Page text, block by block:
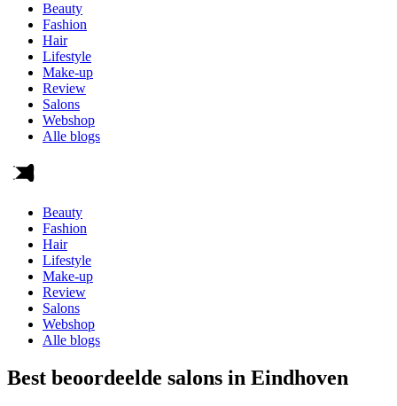
Beauty
Fashion
Hair
Lifestyle
Make-up
Review
Salons
Webshop
Alle blogs
Beauty
Fashion
Hair
Lifestyle
Make-up
Review
Salons
Webshop
Alle blogs
Best beoordeelde salons in Eindhoven